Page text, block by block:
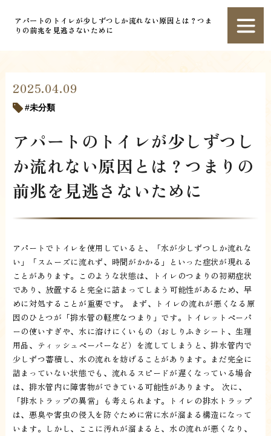
アパートのトイレが少しずつしか流れない原因とは？つま
りの前兆を見逃さないために
2025.04.09
未分類
アパートのトイレが少しずつし
か流れない原因とは？つまりの
前兆を見逃さないために
アパートでトイレを使用していると、「水が少しずつしか流れな
い」「スムーズに流れず、時間がかかる」といった症状が現れる
ことがあります。このような状態は、トイレのつまりの初期症状
であり、放置すると完全に詰まってしまう可能性があるため、早
めに対処することが重要です。 まず、トイレの流れが悪くなる原
因のひとつが「排水管の軽度なつまり」です。トイレットペーパ
ーの使いすぎや、水に溶けにくいもの（おしりふきシート、生理
用品、ティッシュペーパーなど）を流してしまうと、排水管内で
少しずつ蓄積し、水の流れを妨げることがあります。まだ完全に
詰まっていない状態でも、流れるスピードが遅くなっている場合
は、排水管内に障害物ができている可能性があります。 次に、
「排水トラップの異常」も考えられます。トイレの排水トラップ
は、悪臭や害虫の侵入を防ぐために常に水が溜まる構造になって
います。しかし、ここに汚れが溜まると、水の流れが悪くなり、